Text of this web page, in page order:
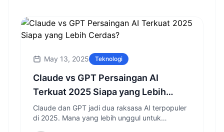
May 13, 2025 Teknologi
Claude vs GPT Persaingan AI
Terkuat 2025 Siapa yang Lebih
Cerdas?
Claude dan GPT jadi dua raksasa AI terpopuler
di 2025. Mana yang lebih unggul untuk